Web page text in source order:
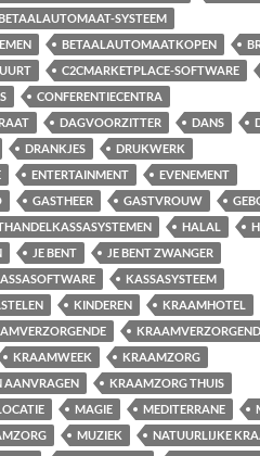
SYSTEEM
BETAALAUTOMAATKOPEN
C2CMARKETPLACE-SOFTWARE
CONFERENTIECENTRA
DAGVOORZITTER DANS
DRANKJES
DRUKWERK
ENTERTAINMENT
EVENEMENT
GASTHEER GASTVROUW
HALAL
JE BENT
JE BENT ZWANGER
KASSASYSTEEM
KINDEREN
KRAAMHOTEL
KRAAMWEEK
KRAAMZORG
AANVRAGEN
KRAAMZORG THUIS
MAGIE MEDITERRANE
MUZIEK
NATUURLIJKE